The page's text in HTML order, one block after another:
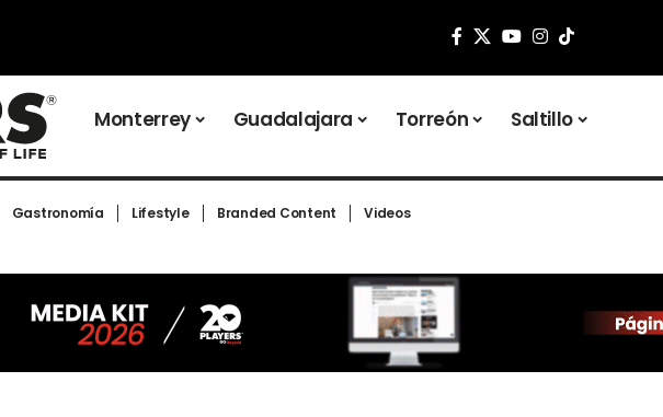
Monterrey Guadalajara Torreón Saltillo
Gastronomía Lifestyle Branded Content Videos